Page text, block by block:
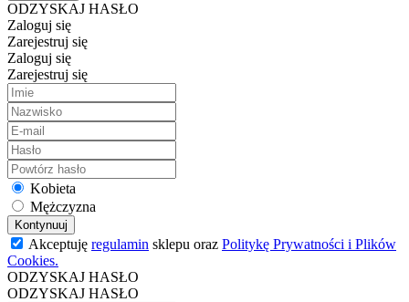
ODZYSKAJ HASŁO
Zaloguj się
Zarejestruj się
Zaloguj się
Zarejestruj się
Kobieta
Mężczyzna
Kontynuuj
Akceptuję regulamin sklepu oraz Politykę Prywatności i Plików
Cookies.
ODZYSKAJ HASŁO
ODZYSKAJ HASŁO